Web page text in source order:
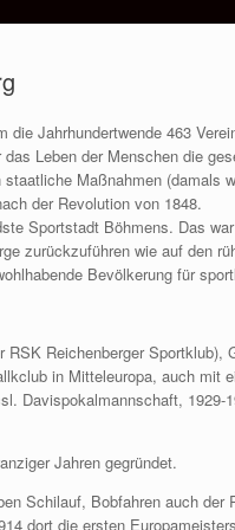
Jahrhundertwende 463
Leben der Menschen die
Maßnahmen (damals
der Revolution von 1848.
Sportstadt Böhmens. Das
zurückzuführen wie auf den
Bevölkerung für
RSK Reichenberger Sportklub),
in Mitteleuropa, auch mit
Davispokalmannschaft, 1929-
Jahren gegründet.
Schilauf, Bobfahren auch
dort die ersten